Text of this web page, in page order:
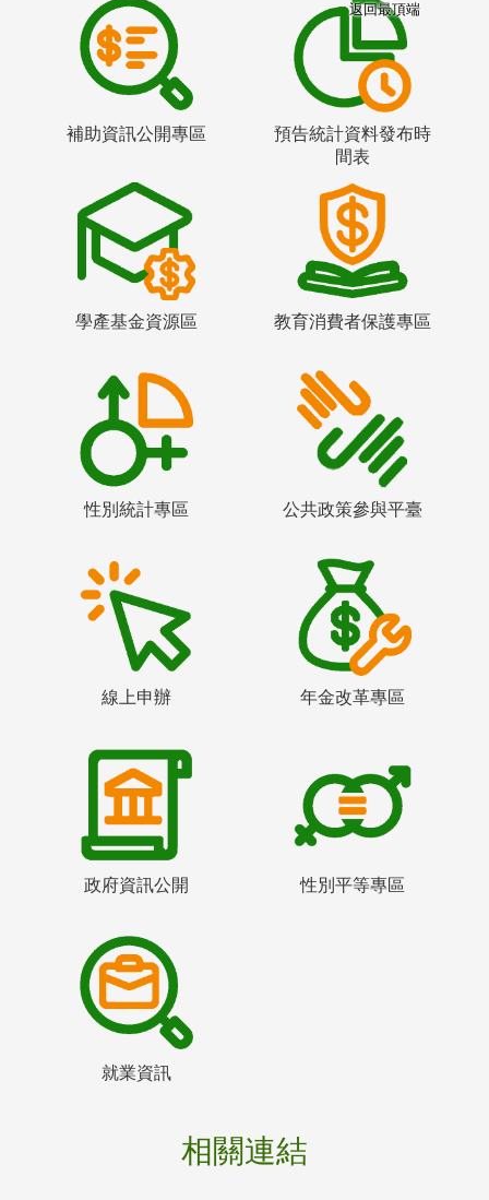
補助資訊公開專區
預告統計資料發布時
間表
學產基金資源區 教育消費者保護專區
性別統計專區 公共政策參與平臺
線上申辦 年金改革專區
政府資訊公開 性別平等專區
就業資訊
相關連結
返回最頂端